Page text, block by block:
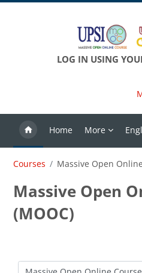
LOG IN USING
Home More
Courses Massive Open
Massive Open
(MOOC)